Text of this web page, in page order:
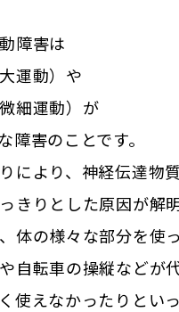
障害は
運動）や
細運動）が
障害のことです。
により、神経伝達物
きりとした原因が解
体の様々な部分を使
自転車の操縦などが
使えなかったりとい